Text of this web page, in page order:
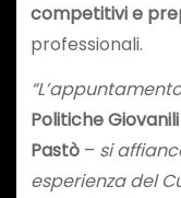
competitivi e
professionali.
“L’appuntamento
Politiche
Pastò– si
esperienza del